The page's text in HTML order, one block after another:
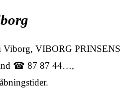
Viborg, VIBORG PRINSENS
☎ 87 87 44…,